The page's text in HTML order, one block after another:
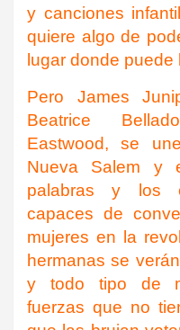
y canciones
quiere algo de
lugar donde puede
Pero James
Beatrice
Eastwood, se
Nueva Salem y
palabras y los
capaces de
mujeres en la
hermanas se
y todo tipo de
fuerzas que no